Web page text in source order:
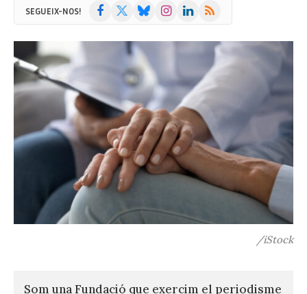
SEGUEIX-NOS! Facebook BlueskyInstagramLinkedIn
RSS
/iStock
Som una Fundació que exercim el periodisme